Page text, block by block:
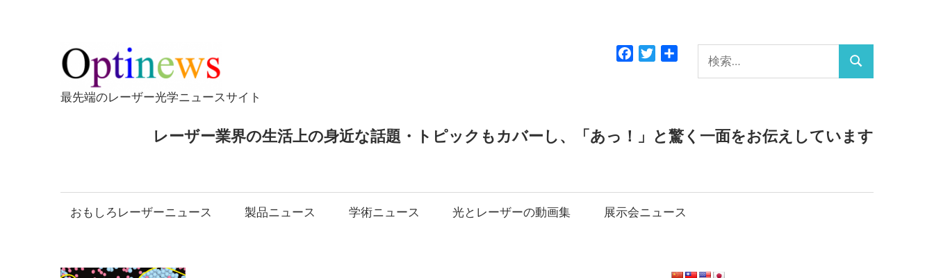
テ
ン
ツ
プ
最先端のレーザー光学ニュースサイト
索:
検
Facebook
Twitter
レーザー業界の生活上の身近な話題・トピックもカバーし、「あっ！」と驚く一面をお伝えしています
おもしろレーザーニュース 製品ニュース 学術ニュース 光とレーザーの動画集 展示会ニュース